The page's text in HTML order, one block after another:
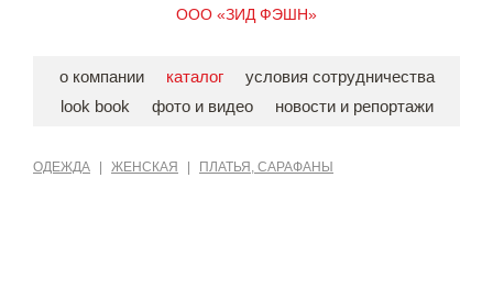
ООО «ЗИД ФЭШН»
о компании каталог
условия сотрудничества
look book
фото и видео новости и репортажи
ОДЕЖДА ЖЕНСКАЯ ПЛАТЬЯ, САРАФАНЫ